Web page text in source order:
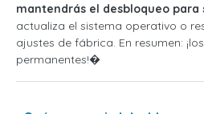
mantendrás el desbloqueo para
actualiza el sistema operativo o
ajustes de fábrica. En resumen:
permanentes!�